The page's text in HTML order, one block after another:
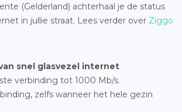
(Gelderland) achterhaal je de status
in jullie straat. Lees verder over Ziggo
snel glasvezel internet
verbinding tot 1000 Mb/s.
zelfs wanneer het hele gezin